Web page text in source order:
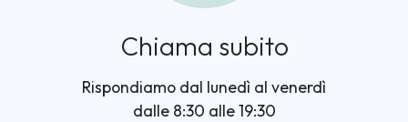
Chiama subito
Rispondiamo dal lunedì al venerdì
dalle 8:30 alle 19:30